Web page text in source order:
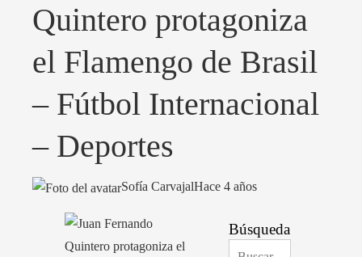
Quintero protagoniza
el Flamengo de Brasil
– Fútbol Internacional
– Deportes
Sofía CarvajalHace 4 años
Búsqueda
Buscar: